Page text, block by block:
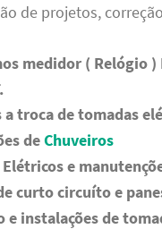
de projetos,
medidor ( Relógio )
a troca de tomadas
deChuveiros
e
curto circuíto e
e instalações de